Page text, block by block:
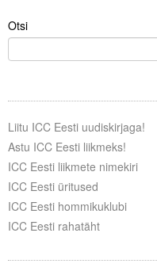
Otsi
Liitu ICC Eesti uudiskirjaga!
Astu ICC Eesti liikmeks!
ICC Eesti liikmete nimekiri
ICC Eesti üritused
ICC Eesti hommikuklubi
ICC Eesti rahatäht